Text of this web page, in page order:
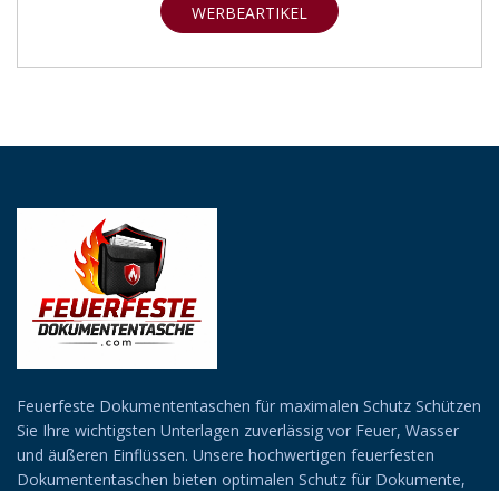
WERBEARTIKEL
Feuerfeste Dokumententaschen für maximalen Schutz Schützen
Sie Ihre wichtigsten Unterlagen zuverlässig vor Feuer, Wasser
und äußeren Einflüssen. Unsere hochwertigen feuerfesten
Dokumententaschen bieten optimalen Schutz für Dokumente,